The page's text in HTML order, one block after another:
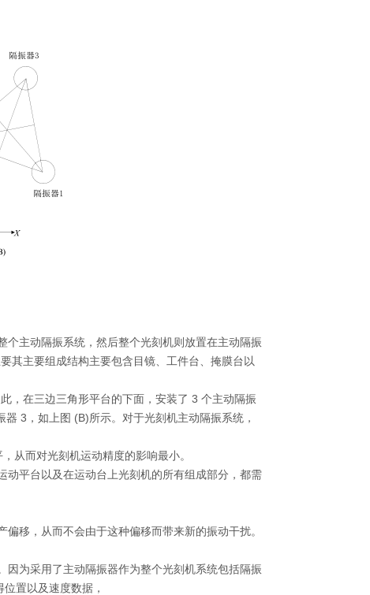
主动隔振系统，然后整个光刻机则放置在主动隔振
其主要组成结构主要包含目镜、工件台、掩膜台以
，在三边三角形平台的下面，安装了 3 个主动隔振
器 3 ，如上图 (B)所示。对于光刻机主动隔振系统，
从而对光刻机运动精度的影响最小。
平台以及在运动台上光刻机的所有组成部分，都需
移，从而不会由于这种偏移而带来新的振动干扰。
为采用了主动隔振器作为整个光刻机系统包括隔振
置以及速度数据，